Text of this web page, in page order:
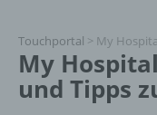
Touchportal > My
My
und Tipps